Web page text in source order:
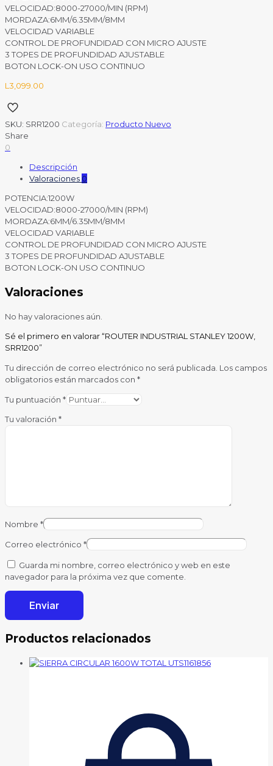
VELOCIDAD:8000-27000/MIN (RPM)
MORDAZA:6MM/6.35MM/8MM
VELOCIDAD VARIABLE
CONTROL DE PROFUNDIDAD CON MICRO AJUSTE
3 TOPES DE PROFUNDIDAD AJUSTABLE
BOTON LOCK-ON USO CONTINUO
L 3,099.00
SKU: SRR1200 Categoría: Producto Nuevo
Share
0
Descripción
Valoraciones 0
POTENCIA:1200W
VELOCIDAD:8000-27000/MIN (RPM)
MORDAZA:6MM/6.35MM/8MM
VELOCIDAD VARIABLE
CONTROL DE PROFUNDIDAD CON MICRO AJUSTE
3 TOPES DE PROFUNDIDAD AJUSTABLE
BOTON LOCK-ON USO CONTINUO
Valoraciones
No hay valoraciones aún.
Sé el primero en valorar “ROUTER INDUSTRIAL STANLEY 1200W,
SRR1200”
Tu dirección de correo electrónico no será publicada. Los campos
obligatorios están marcados con *
Tu puntuación *
Tu valoración *
Nombre *
Correo electrónico *
Guarda mi nombre, correo electrónico y web en este
navegador para la próxima vez que comente.
Productos relacionados